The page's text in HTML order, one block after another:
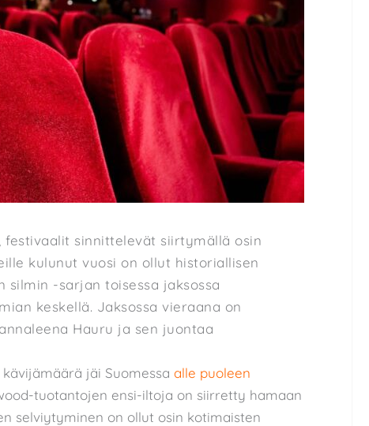
sinnittelevät siirtymällä osin
kulunut vuosi on ollut historiallisen
silmin -sarjan toisessa jaksossa
keskellä. Jaksossa vieraana on
Hauru ja sen juontaa
jäi Suomessa alle puoleen
tuotantojen ensi-iltoja on siirretty hamaan
selviytyminen on ollut osin kotimaisten